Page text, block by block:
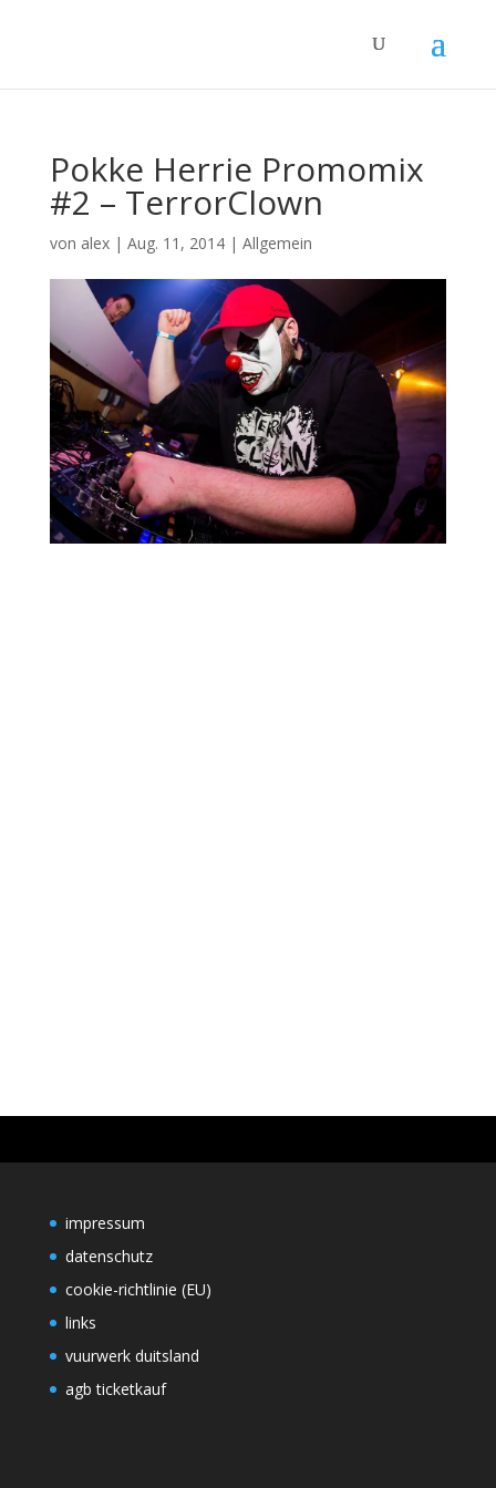
Pokke Herrie Promomix
#2 – TerrorClown
von alex| Aug. 11, 2014| Allgemein
impressum
datenschutz
cookie-richtlinie (EU)
links
vuurwerk duitsland
agb ticketkauf